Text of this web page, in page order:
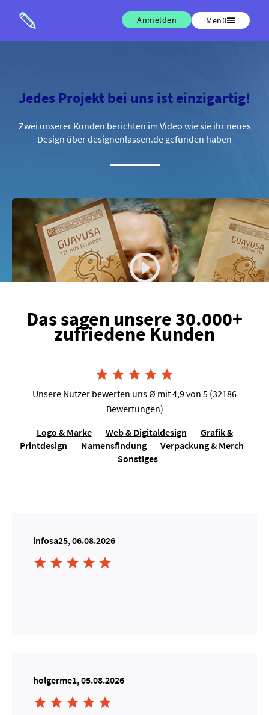
Anmelden Menü
Jedes Projekt bei uns ist einzigartig!
Zwei unserer Kunden berichten im Video wie sie ihr neues
Design über designenlassen.de gefunden haben
Das sagen unsere 30.000+
zufriedene Kunden
    
Unsere Nutzer bewerten uns Ø mit 4,9 von 5 (32186
Bewertungen)
Logo & Marke
Web & Digitaldesign
Grafik &
Printdesign
Namensfindung
Verpackung & Merch
Sonstiges
infosa25, 06.08.2026
    
holgerme1, 05.08.2026
    